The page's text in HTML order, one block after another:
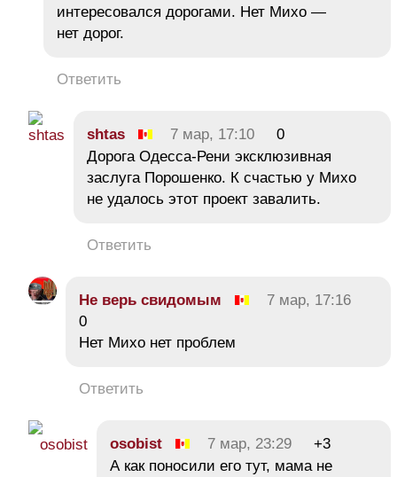
интересовался дорогами. Нет Михо —
нет дорог.
Ответить
shtas 7 мар, 17:10
0
Дорога Одесса-Рени эксклюзивная
заслуга Порошенко. К счастью у Михо
не удалось этот проект завалить.
Ответить
Не верь свидомым
7 мар, 17:16
0
Нет Михо нет проблем
Ответить
osobist 7 мар, 23:29
+3
А как поносили его тут, мама не